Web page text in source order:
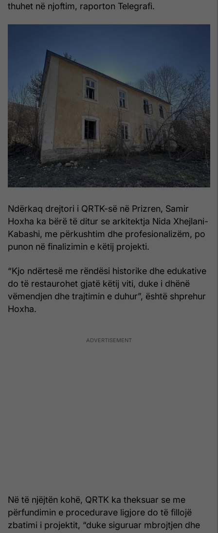
thuhet në njoftim, raporton Telegrafi.
Ndërkaq drejtori i QRTK-së në Prizren, Samir
Hoxha ka bërë të ditur se arkitektja Nida Xhejlani-
Kabashi, me përkushtim dhe profesionalizëm, po
punon në finalizimin e këtij projekti.
“Kjo ndërtesë me rëndësi historike dhe edukative
do të restaurohet gjatë këtij viti, duke i dhënë
vëmendjen dhe trajtimin e duhur”, është shprehur
Hoxha.
Në të njëjtën kohë, QRTK ka theksuar se me
përfundimin e procedurave ligjore do të fillojë
zbatimi i projektit, “duke siguruar mbrojtjen dhe